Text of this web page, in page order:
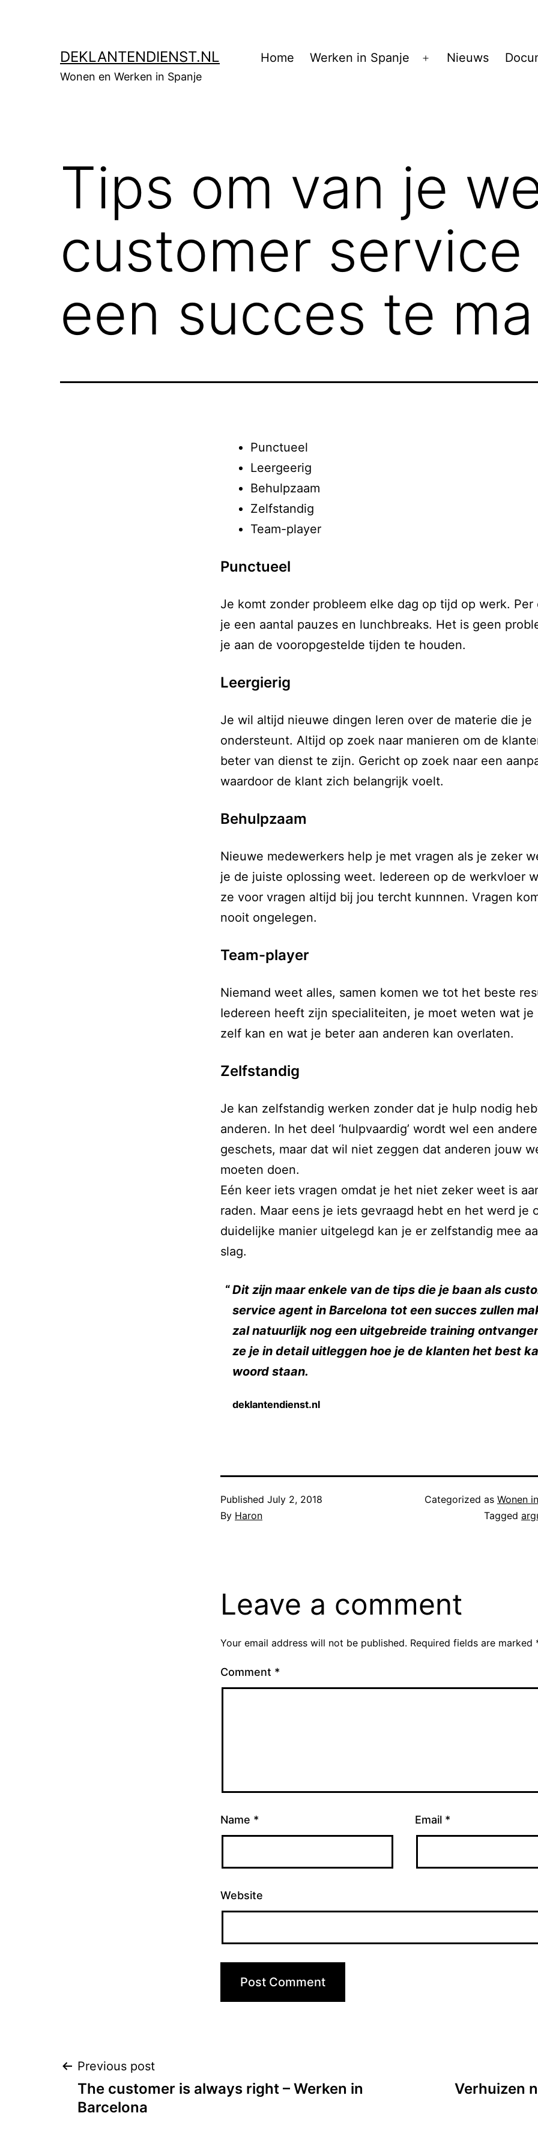
DEKLANTENDIENST.NL
Wonen en Werken in Spanje
Home Werken in Spanje
Open
Nieuws
Tips om van je
customer
een succes te
Punctueel
Leergeerig
Behulpzaam
Zelfstandig
Team-player
Punctueel
Je komt zonder probleem elke dag op tijd op werk. Per
je een aantal pauzes en lunchbreaks. Het is geen
je aan de vooropgestelde tijden te houden.
Leergierig
Je wil altijd nieuwe dingen leren over de materie die je
ondersteunt. Altijd op zoek naar manieren om de
beter van dienst te zijn. Gericht op zoek naar een
waardoor de klant zich belangrijk voelt.
Behulpzaam
Nieuwe medewerkers help je met vragen als je zeker
je de juiste oplossing weet. Iedereen op de werkvloer
ze voor vragen altijd bij jou tercht kunnnen. Vragen
nooit ongelegen.
Team-player
Niemand weet alles, samen komen we tot het beste
Iedereen heeft zijn specialiteiten, je moet weten wat je
zelf kan en wat je beter aan anderen kan overlaten.
Zelfstandig
Je kan zelfstandig werken zonder dat je hulp nodig
anderen. In het deel ‘hulpvaardig’ wordt wel een
geschets, maar dat wil niet zeggen dat anderen jouw
moeten doen.
Eén keer iets vragen omdat je het niet zeker weet is
raden. Maar eens je iets gevraagd hebt en het werd je
duidelijke manier uitgelegd kan je er zelfstandig mee
slag.
Dit zijn maar enkele van de tips die je baan als
service agent in Barcelona tot een succes zullen
zal natuurlijk nog een uitgebreide training
ze je in detail uitleggen hoe je de klanten het best
woord staan.
deklantendienst.nl
Published July 2, 2018
By Haron
Categorized as Wonen
Tagged
Leave a comment
Your email address will not be published. Required fields are marked
Comment *
Name * Email *
Website
Post
navigation
Previous post
The customer is always right – Werken in
Barcelona
Verhuizen